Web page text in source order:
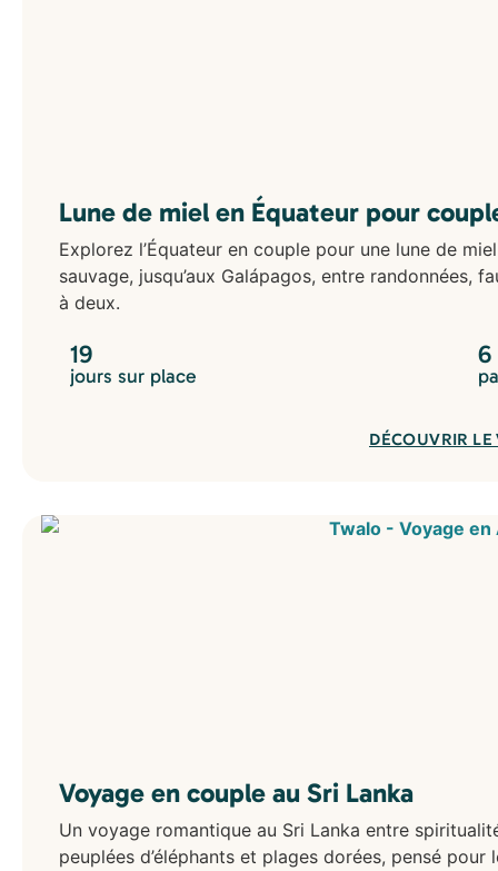
Lune de miel en Équateur pour
Explorez l’Équateur en couple pour une lune de
sauvage, jusqu’aux Galápagos, entre randonnées,
à deux.
19
jours sur place
6
DÉCOUVRIR LE
Voyage en couple au Sri Lanka
Un voyage romantique au Sri Lanka entre
peuplées d’éléphants et plages dorées, pensé